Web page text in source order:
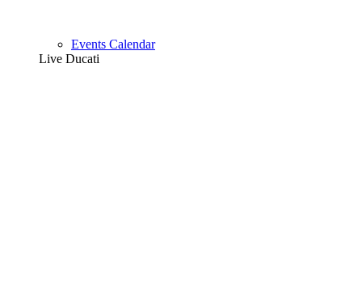
Events Calendar
Live Ducati